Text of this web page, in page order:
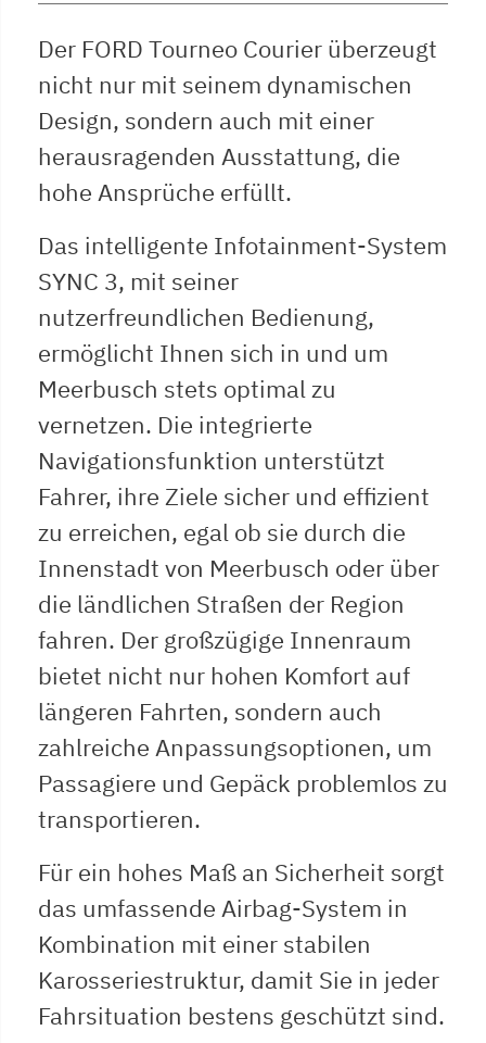
Der FORD Tourneo Courier überzeugt
nicht nur mit seinem dynamischen
Design, sondern auch mit einer
herausragenden Ausstattung, die
hohe Ansprüche erfüllt.
Das intelligente Infotainment-System
SYNC 3, mit seiner
nutzerfreundlichen Bedienung,
ermöglicht Ihnen sich in und um
Meerbusch stets optimal zu
vernetzen. Die integrierte
Navigationsfunktion unterstützt
Fahrer, ihre Ziele sicher und effizient
zu erreichen, egal ob sie durch die
Innenstadt von Meerbusch oder über
die ländlichen Straßen der Region
fahren. Der großzügige Innenraum
bietet nicht nur hohen Komfort auf
längeren Fahrten, sondern auch
zahlreiche Anpassungsoptionen, um
Passagiere und Gepäck problemlos zu
transportieren.
Für ein hohes Maß an Sicherheit sorgt
das umfassende Airbag-System in
Kombination mit einer stabilen
Karosseriestruktur, damit Sie in jeder
Fahrsituation bestens geschützt sind.